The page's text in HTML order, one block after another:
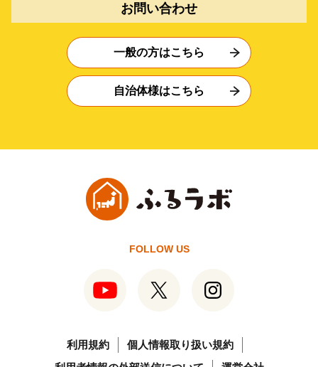
お問い合わせ
一般の方はこちら
自治体様はこちら
FOLLOW US
利用規約
個人情報取り扱い規約